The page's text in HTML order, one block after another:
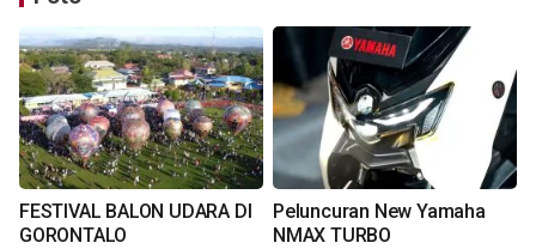
FESTIVAL BALON UDARA DI
GORONTALO
Peluncuran New Yamaha
NMAX TURBO